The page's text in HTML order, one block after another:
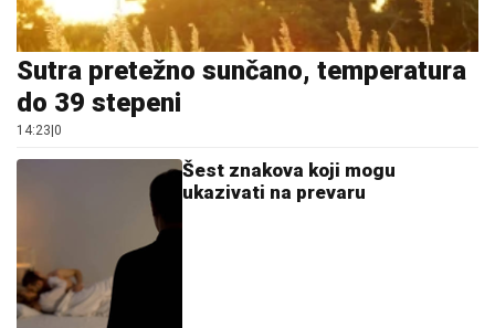
Sutra pretežno sunčano, temperatura
do 39 stepeni
14:23 0
Šest znakova koji mogu
ukazivati na prevaru